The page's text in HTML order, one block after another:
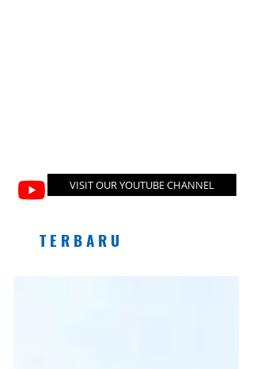
VISIT OUR YOUTUBE CHANNEL
T E R B A R U